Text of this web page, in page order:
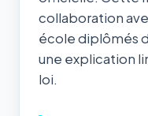
collaboration
école diplômés
une explication
loi.